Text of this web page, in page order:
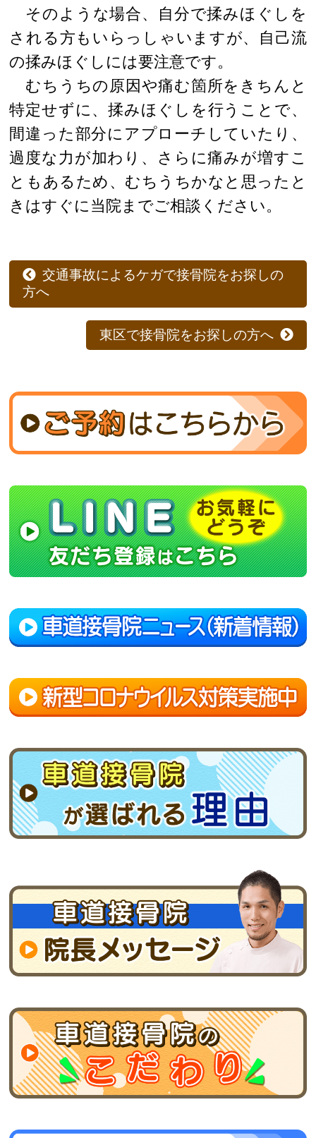
そのような場合、自分で揉みほぐしを
される方もいらっしゃいますが、自己流
の揉みほぐしには要注意です。
むちうちの原因や痛む箇所をきちんと
特定せずに、揉みほぐしを行うことで、
間違った部分にアプローチしていたり、
過度な力が加わり、さらに痛みが増すこ
ともあるため、むちうちかなと思ったと
きはすぐに当院までご相談ください。
交通事故によるケガで接骨院をお探しの
方へ
東区で接骨院をお探しの方へ